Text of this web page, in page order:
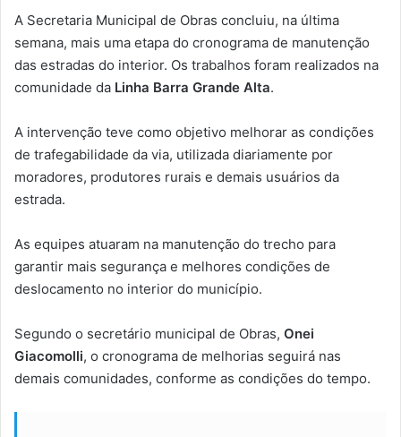
A Secretaria Municipal de Obras concluiu, na última
semana, mais uma etapa do cronograma de manutenção
das estradas do interior. Os trabalhos foram realizados na
comunidade da Linha Barra Grande Alta.
A intervenção teve como objetivo melhorar as condições
de trafegabilidade da via, utilizada diariamente por
moradores, produtores rurais e demais usuários da
estrada.
As equipes atuaram na manutenção do trecho para
garantir mais segurança e melhores condições de
deslocamento no interior do município.
Segundo o secretário municipal de Obras, Onei
Giacomolli, o cronograma de melhorias seguirá nas
demais comunidades, conforme as condições do tempo.